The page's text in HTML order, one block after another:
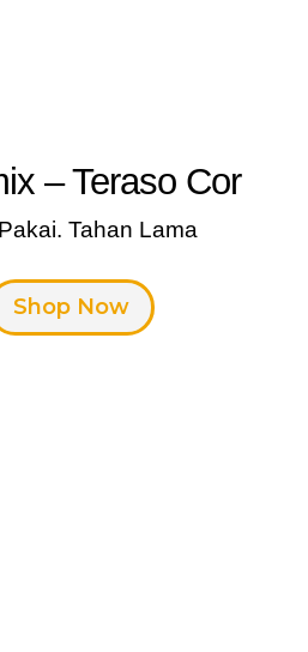
– Teraso Cor
Tahan Lama
Shop Now